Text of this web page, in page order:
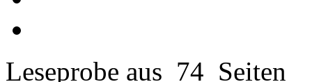
Leseprobe aus 74 Seiten